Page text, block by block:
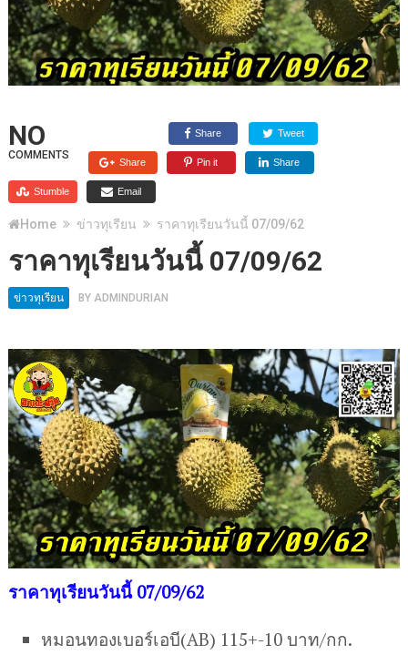
NO
COMMENTS
Share Tweet
Share Pin it Share
Stumble Email
Home ข่าวทุเรียน ราคาทุเรียนวันนี้ 07/09/62
ราคาทุเรียนวันนี้ 07/09/62
ข่าวทุเรียน BY ADMINDURIAN
ราคาทุเรียนวันนี้ 07/09/62
หมอนทองเบอร์เอบี(AB) 115+-10 บาท/กก.